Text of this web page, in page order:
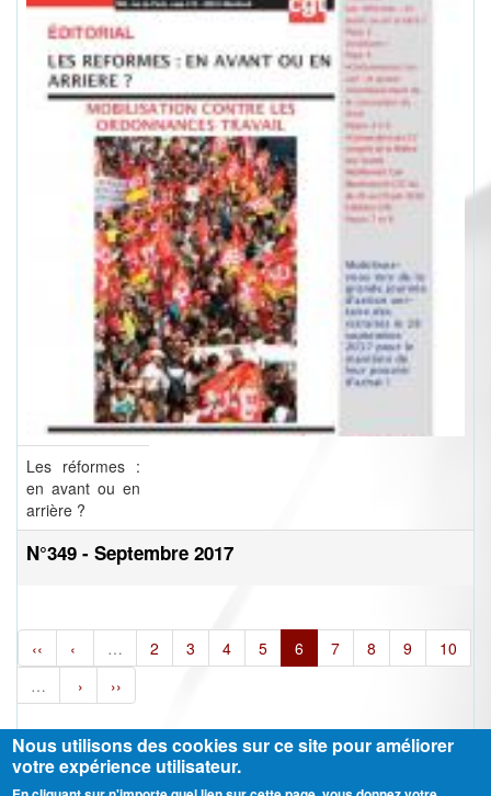
Les réformes :
en avant ou en
arrière ?
N°349 - Septembre 2017
‹‹ ‹ … 2 3 4 5 6 7 8 9
10
…
› ››
Nous utilisons des cookies sur ce site pour améliorer
votre expérience utilisateur.